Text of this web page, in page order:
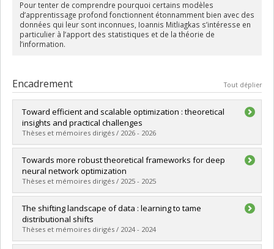
Pour tenter de comprendre pourquoi certains modèles
d’apprentissage profond fonctionnent étonnamment bien avec des
données qui leur sont inconnues, Ioannis Mitliagkas s’intéresse en
particulier à l’apport des statistiques et de la théorie de
l’information.
Encadrement Tout déplier
Toward efficient and scalable optimization : theoretical
insights and practical challenges
Thèses et mémoires dirigés / 2026 - 2026
Diplômé(e) :Naganuma, Hiroki
Cycle : Doctorat
Diplôme obtenu :Ph. D.
Lien vers le document dans Papyrus
Towards more robust theoretical frameworks for deep
neural network optimization
Thèses et mémoires dirigés / 2025 - 2025
Diplômé(e) :Guille-Escuret, Charles
Cycle :Doctorat
Diplôme obtenu :Ph. D.
Lien vers le document dans Papyrus
The shifting landscape of data : learning to tame
distributional shifts
Thèses et mémoires dirigés / 2024 - 2024